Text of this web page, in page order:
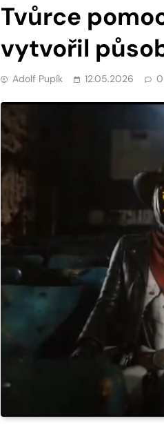
Tvůrce
vytvořil
Adolf Pupík 12.05.2026 0